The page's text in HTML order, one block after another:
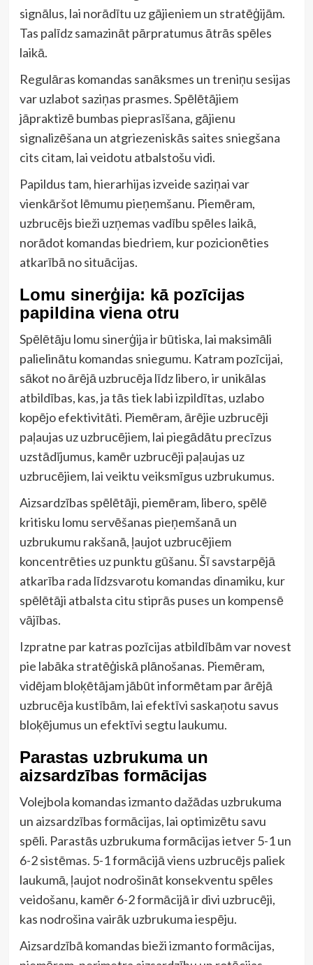
signālus, lai norādītu uz gājieniem un stratēģijām.
Tas palīdz samazināt pārpratumus ātrās spēles
laikā.
Regulāras komandas sanāksmes un treniņu sesijas
var uzlabot saziņas prasmes. Spēlētājiem
jāpraktizē bumbas pieprasīšana, gājienu
signalizēšana un atgriezeniskās saites sniegšana
cits citam, lai veidotu atbalstošu vidi.
Papildus tam, hierarhijas izveide saziņai var
vienkāršot lēmumu pieņemšanu. Piemēram,
uzbrucējs bieži uzņemas vadību spēles laikā,
norādot komandas biedriem, kur pozicionēties
atkarībā no situācijas.
Lomu sinerģija: kā pozīcijas
papildina viena otru
Spēlētāju lomu sinerģija ir būtiska, lai maksimāli
palielinātu komandas sniegumu. Katram pozīcijai,
sākot no ārējā uzbrucēja līdz libero, ir unikālas
atbildības, kas, ja tās tiek labi izpildītas, uzlabo
kopējo efektivitāti. Piemēram, ārējie uzbrucēji
paļaujas uz uzbrucējiem, lai piegādātu precīzus
uzstādījumus, kamēr uzbrucēji paļaujas uz
uzbrucējiem, lai veiktu veiksmīgus uzbrukumus.
Aizsardzības spēlētāji, piemēram, libero, spēlē
kritisku lomu servēšanas pieņemšanā un
uzbrukumu rakšanā, ļaujot uzbrucējiem
koncentrēties uz punktu gūšanu. Šī savstarpējā
atkarība rada līdzsvarotu komandas dinamiku, kur
spēlētāji atbalsta citu stiprās puses un kompensē
vājības.
Izpratne par katras pozīcijas atbildībām var novest
pie labāka stratēģiskā plānošanas. Piemēram,
vidējam bloķētājam jābūt informētam par ārējā
uzbrucēja kustībām, lai efektīvi saskaņotu savus
bloķējumus un efektīvi segtu laukumu.
Parastas uzbrukuma un
aizsardzības formācijas
Volejbola komandas izmanto dažādas uzbrukuma
un aizsardzības formācijas, lai optimizētu savu
spēli. Parastās uzbrukuma formācijas ietver 5-1 un
6-2 sistēmas. 5-1 formācijā viens uzbrucējs paliek
laukumā, ļaujot nodrošināt konsekventu spēles
veidošanu, kamēr 6-2 formācijā ir divi uzbrucēji,
kas nodrošina vairāk uzbrukuma iespēju.
Aizsardzībā komandas bieži izmanto formācijas,